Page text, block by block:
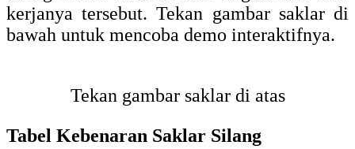
S0
S1 L1
L2
4 0
3
5 1